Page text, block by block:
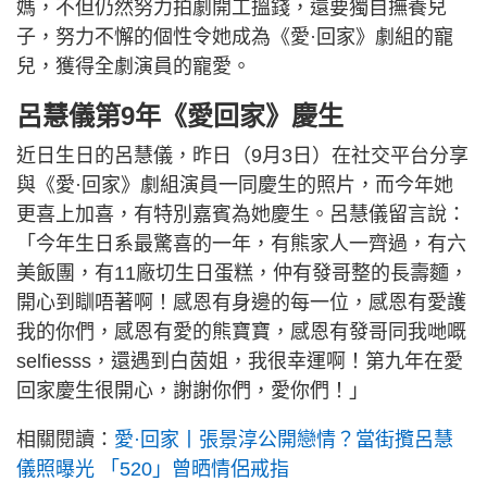
媽，不但仍然努力拍劇開工搵錢，還要獨自撫養兒
子，努力不懈的個性令她成為《愛·回家》劇組的寵
兒，獲得全劇演員的寵愛。
呂慧儀第9年《愛回家》慶生
近日生日的呂慧儀，昨日（9月3日）在社交平台分享
與《愛·回家》劇組演員一同慶生的照片，而今年她
更喜上加喜，有特別嘉賓為她慶生。呂慧儀留言說：
「今年生日系最驚喜的一年，有熊家人一齊過，有六
美飯團，有11廠切生日蛋糕，仲有發哥整的長壽麵，
開心到瞓唔著啊！感恩有身邊的每一位，感恩有愛護
我的你們，感恩有愛的熊寶寶，感恩有發哥同我哋嘅
selfiesss，還遇到白茵姐，我很幸運啊！第九年在愛
回家慶生很開心，謝謝你們，愛你們！」
相關閱讀： 愛·回家丨張景淳公開戀情？當街攬呂慧
儀照曝光 「520」曾晒情侶戒指